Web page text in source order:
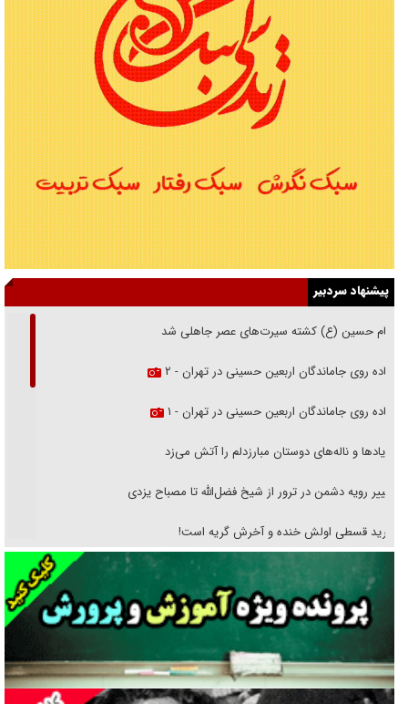
پیشنهاد سردبیر
امام حسین (ع) کشته سیرت‌های عصر جاهلی شد
پیاده روی جاماندگان اربعین حسینی در تهران - ۲
پیاده روی جاماندگان اربعین حسینی در تهران - ۱
فریاد‌ها و ناله‌های دوستان مبارزدلم را آتش می‌زد
تغییر رویه دشمن در ترور از شیخ فضل‌الله تا مصباح یزدی
خرید قسطی اولش خنده و آخرش گریه است!
فوتبال و آن «بالا»!
راهبرد غافلگیری با نسل جدید پهپاد‌ها
جنجال پزشکان تقلبی در صنعت زیبایی
یهودی‌ها در ادبیات داستانی اروپا؛ از شکسپیر تا دیکنز